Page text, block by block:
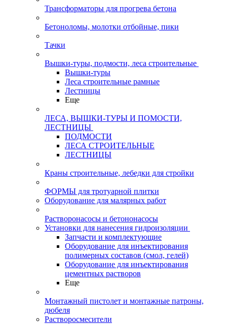
Трансформаторы для прогрева бетона
Бетоноломы, молотки отбойные, пики
Тачки
Вышки-туры, подмости, леса строительные
Вышки-туры
Леса строительные рамные
Лестницы
Еще
ЛЕСА, ВЫШКИ-ТУРЫ И ПОМОСТИ,
ЛЕСТНИЦЫ
ПОДМОСТИ
ЛЕСА СТРОИТЕЛЬНЫЕ
ЛЕСТНИЦЫ
Краны строительные, лебедки для стройки
ФОРМЫ для тротуарной плитки
Оборудование для малярных работ
Растворонасосы и бетононасосы
Установки для нанесения гидроизоляции
Запчасти и комплектующие
Оборудование для инъектирования
полимерных составов (смол, гелей)
Оборудование для инъектирования
цементных растворов
Еще
Монтажный пистолет и монтажные патроны,
дюбеля
Растворосмесители